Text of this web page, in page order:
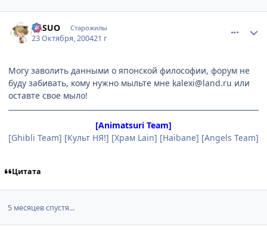
YASUO Старожилы
23 Октября, 200421 г
Могу заволить данными о японской философии, форум не
буду забивать, кому нужно мыльте мне kalexi@land.ru или
оставте свое мыло!
[Animatsuri Team]
[Ghibli Team] [Культ НЯ!] [Храм Lain] [Haibane] [Angels Team]
Цитата
5 месяцев спустя...